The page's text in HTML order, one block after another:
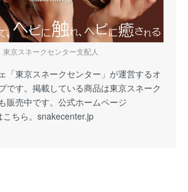
東京スネークセンター支配人
「東京スネークセンター」が運営するオ
です。掲載している商品は東京スネーク
販売中です。公式ホームページ
ちら。 snakecenter.jp